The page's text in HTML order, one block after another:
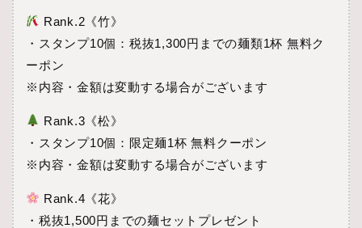
Rank.2《竹》
・スタンプ10個：税抜1,300円までの麺類1杯 無料ク
ーポン
※内容・金額は変動する場合がございます
Rank.3《松》
・スタンプ10個：限定麺1杯 無料クーポン
※内容・金額は変動する場合がございます
Rank.4《花》
・税抜1,500円までの麺セットプレゼント